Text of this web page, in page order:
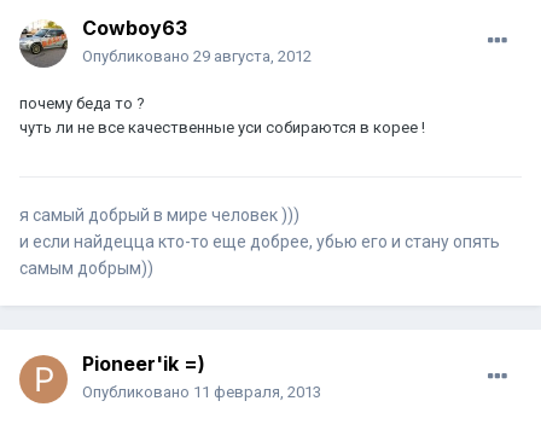
Cowboy63
Опубликовано 29 августа, 2012
почему беда то ?
чуть ли не все качественные уси собираются в корее !
я самый добрый в мире человек )))
и если найдецца кто-то еще добрее, убью его и стану опять
самым добрым))
Pioneer'ik =)
Опубликовано 11 февраля, 2013